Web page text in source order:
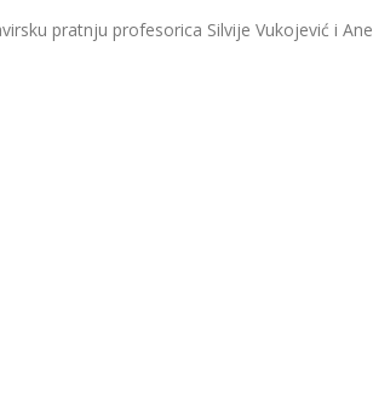
pratnju profesorica Silvije Vukojević i Ane